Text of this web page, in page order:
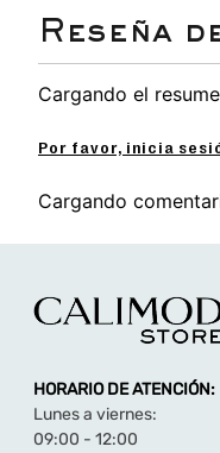
Cargando el
Por favor, inicia
Cargando
HORARIO DE ATENCIÓN:
Lunes a viernes:
09:00 - 12:00